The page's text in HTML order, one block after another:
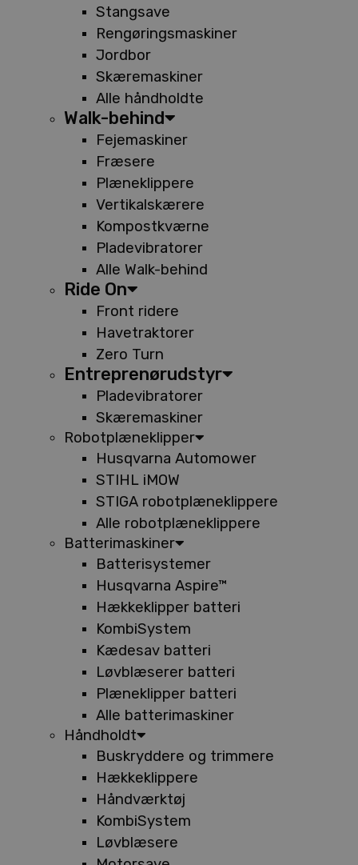
Stangsave
Rengøringsmaskiner
Jordbor
Skæremaskiner
Alle håndholdte
Walk-behind
Fejemaskiner
Fræsere
Plæneklippere
Vertikalskærere
Kompostkværne
Pladevibratorer
Alle Walk-behind
Ride On
Front ridere
Havetraktorer
Zero Turn
Entreprenørudstyr
Pladevibratorer
Skæremaskiner
Robotplæneklipper
Husqvarna Automower
STIHL iMOW
STIGA robotplæneklippere
Alle robotplæneklippere
Batterimaskiner
Batterisystemer
Husqvarna Aspire™
Hækkeklipper batteri
KombiSystem
Kædesav batteri
Løvblæserer batteri
Plæneklipper batteri
Alle batterimaskiner
Håndholdt
Buskryddere og trimmere
Hækkeklippere
Håndværktøj
KombiSystem
Løvblæsere